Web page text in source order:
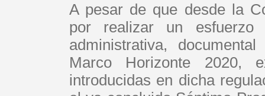
A pesar de que desde la
por realizar un
administrativa,
Marco Horizonte 2020,
introducidas en dicha